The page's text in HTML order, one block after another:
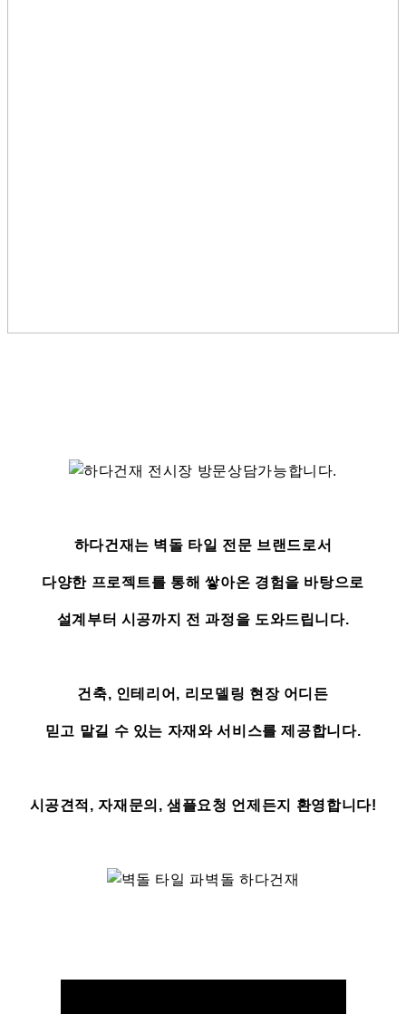
하다건재는 벽돌 타일 전문 브랜드로서
다양한 프로젝트를 통해 쌓아온 경험을 바탕으로
설계부터 시공까지 전 과정을 도와드립니다.
건축, 인테리어, 리모델링 현장 어디든
믿고 맡길 수 있는 자재와 서비스를 제공합니다.
시공견적, 자재문의, 샘플요청 언제든지 환영합니다!